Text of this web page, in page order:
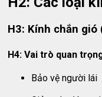
H3: Kính chắn gió
H4: Vai trò quan
Bảo vệ người lái